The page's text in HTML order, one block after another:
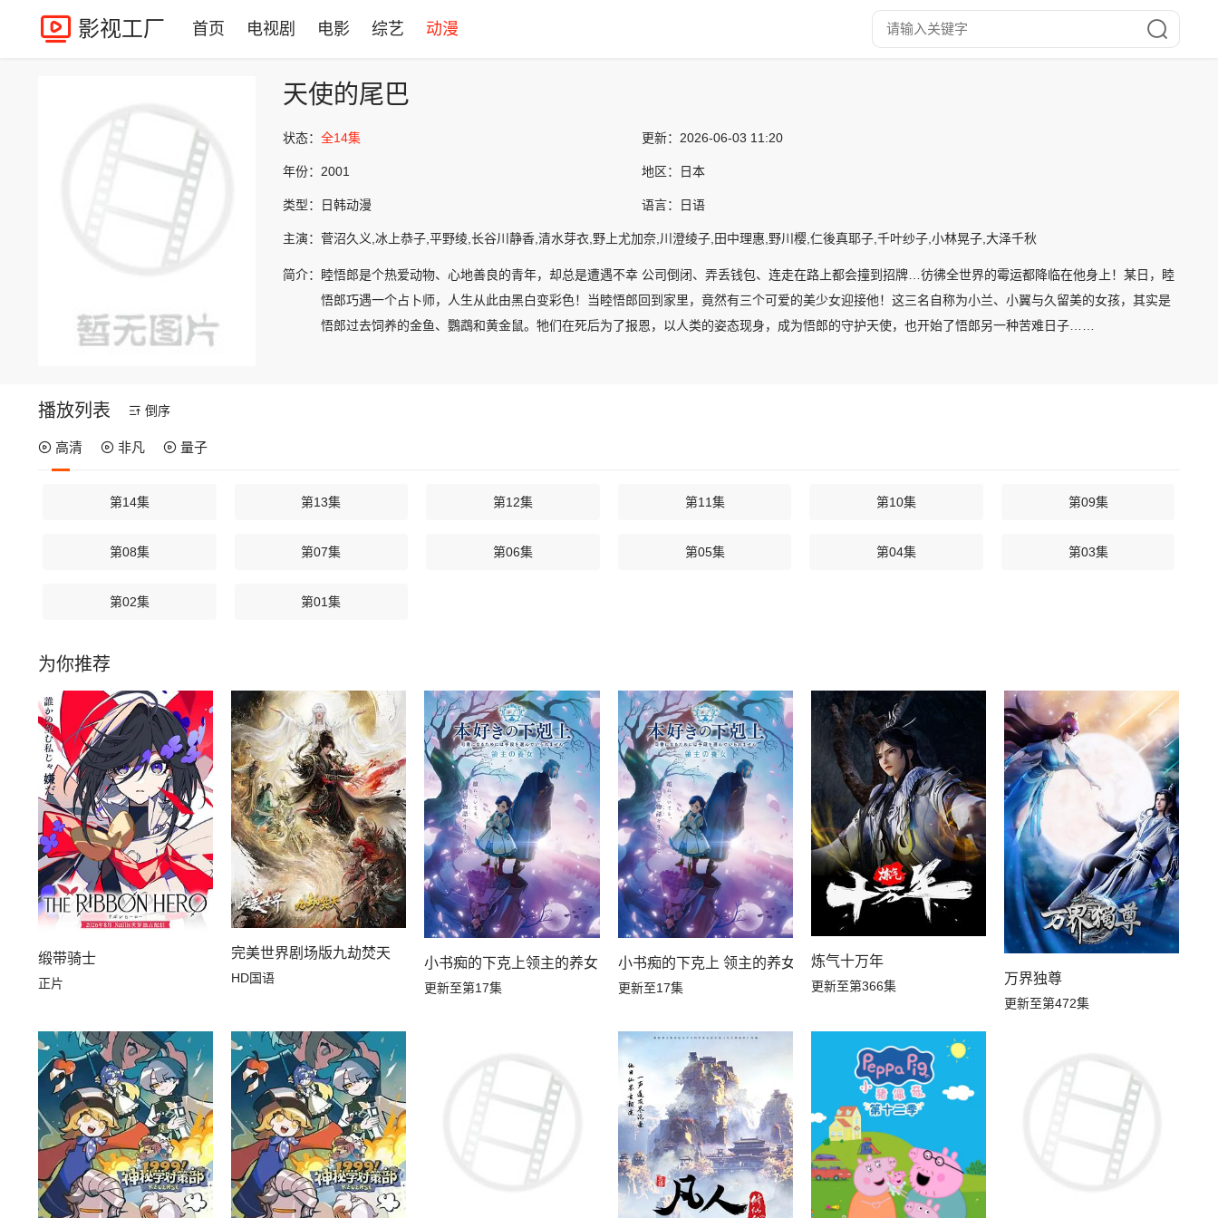
影视工厂 首页 电视剧 电影 综艺 动漫
天使的尾巴
状态： 全14集 更新： 2026-06-03 11:20
年份： 2001 地区： 日本
类型： 日韩动漫 语言： 日语
主演： 菅沼久义,冰上恭子,平野绫,长谷川静香,清水芽衣,野上尤加奈,川澄绫子,田中理惠,野川樱,仁後真耶子,千叶纱子,小林晃子,大泽千秋
简介：
睦悟郎是个热爱动物、心地善良的青年，却总是遭遇不幸 公司倒闭、弄丢钱包、连走在路上都会撞到招牌…彷彿全世界的霉运都降临在他身上！某日，睦
悟郎巧遇一个占卜师，人生从此由黑白变彩色！当睦悟郎回到家里，竟然有三个可爱的美少女迎接他！这三名自称为小兰、小翼与久留美的女孩，其实是
悟郎过去饲养的金鱼、鸚鵡和黄金鼠。牠们在死后为了报恩，以人类的姿态现身，成为悟郎的守护天使，也开始了悟郎另一种苦难日子……
播放列表 倒序
高清 非凡 量子
第14集 第13集 第12集 第11集 第10集 第09集
第08集 第07集 第06集 第05集 第04集 第03集
第02集 第01集
为你推荐
缎带骑士
正片
完美世界剧场版九劫焚天
HD国语
小书痴的下克上领主的养女
更新至第17集
小书痴的下克上 领主的养女
更新至17集
炼气十万年
更新至第366集 万界独尊
更新至第472集